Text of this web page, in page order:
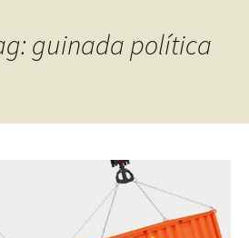
guinada política